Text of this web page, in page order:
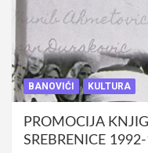
BANOVIĆI KULTURA
PROMOCIJA
SREBRENICE